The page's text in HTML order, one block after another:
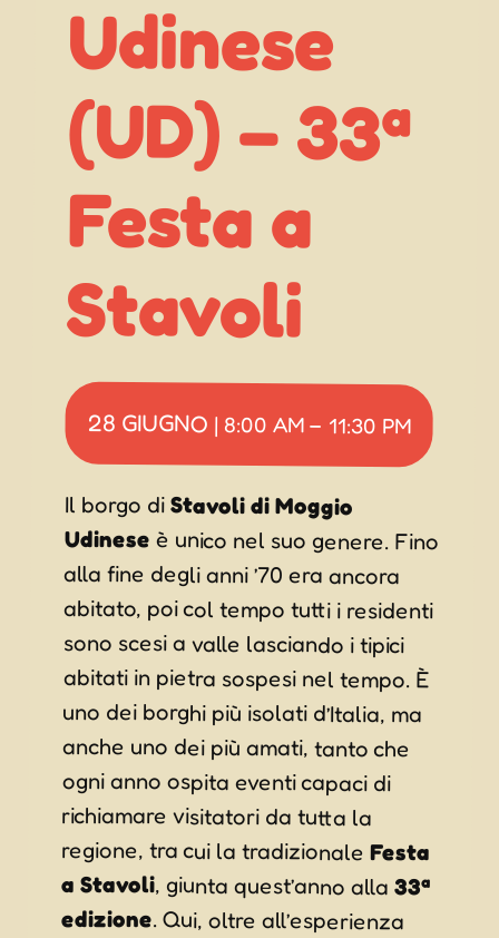
Festa a
Stavoli
28 GIUGNO | 8:00 AM – 11:30 PM
Il borgo diStavoli di Moggio
Udinese è unico nel suo genere. Fino
alla fine degli anni ’70 era ancora
abitato, poi col tempo tutti i residenti
sono scesi a valle lasciando i tipici
abitati in pietra sospesi nel tempo. È
uno dei borghi più isolati d’Italia, ma
anche uno dei più amati, tanto che
ogni anno ospita eventi capaci di
richiamare visitatori da tutta la
regione, tra cui la tradizionaleFesta
a Stavoli, giunta quest’anno alla 33ª
edizione. Qui, oltre all’esperienza
impagabile di raggiungere la festa a